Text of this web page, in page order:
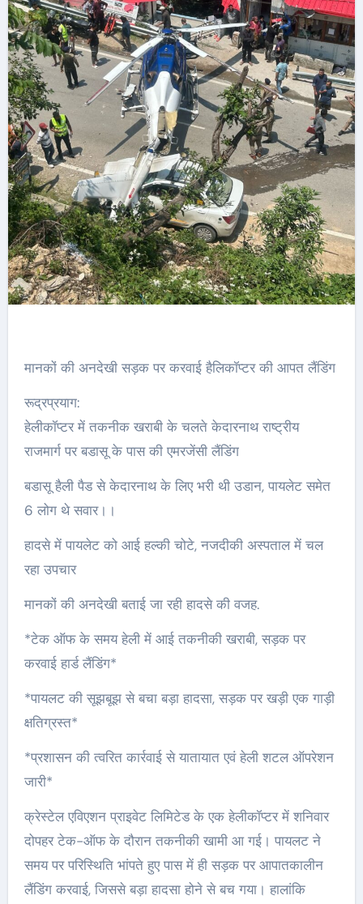
मानकों की अनदेखी सड़क पर करवाई हैलिकॉप्टर की आपत लैंडिंग
रूद्रप्रयाग:
हेलीकॉप्टर में तकनीक खराबी के चलते केदारनाथ राष्ट्रीय
राजमार्ग पर बडासू के पास की एमरजेंसी लैंडिंग
बडासू हैली पैड से केदारनाथ के लिए भरी थी उडान, पायलेट समेत
6 लोग थे सवार।।
हादसे में पायलेट को आई हल्की चोटे, नजदीकी अस्पताल में चल
रहा उपचार
मानकों की अनदेखी बताई जा रही हादसे की वजह.
*टेक ऑफ के समय हेली में आई तकनीकी खराबी, सड़क पर
करवाई हार्ड लैंडिंग*
*पायलट की सूझबूझ से बचा बड़ा हादसा, सड़क पर खड़ी एक गाड़ी
क्षतिग्रस्त*
*प्रशासन की त्वरित कार्रवाई से यातायात एवं हेली शटल ऑपरेशन
जारी*
क्रेस्टेल एविएशन प्राइवेट लिमिटेड के एक हेलीकॉप्टर में शनिवार
दोपहर टेक-ऑफ के दौरान तकनीकी खामी आ गई। पायलट ने
समय पर परिस्थिति भांपते हुए पास में ही सड़क पर आपातकालीन
लैंडिंग करवाई, जिससे बड़ा हादसा होने से बच गया। हालांकि